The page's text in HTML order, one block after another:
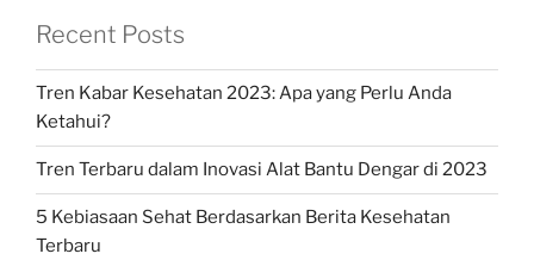
Recent Posts
Tren Kabar Kesehatan 2023: Apa yang Perlu Anda
Ketahui?
Tren Terbaru dalam Inovasi Alat Bantu Dengar di 2023
5 Kebiasaan Sehat Berdasarkan Berita Kesehatan
Terbaru